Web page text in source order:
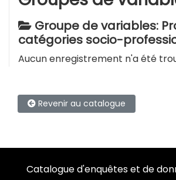
Groupe de variables:
catégories socio-
Aucun enregistrement n'a été
Revenir au catalogue
Catalogue d'enquêtes et de